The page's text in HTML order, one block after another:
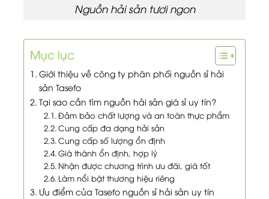
Nguồn hải sản tươi ngon
Mục lục
Giới thiệu về công ty phân phối nguồn sỉ hải
sản Tasefo
Tại sao cần tìm nguồn hải sản giá sỉ uy tín?
Đảm bảo chất lượng và an toàn thực phẩm
Cung cấp đa dạng hải sản
Cung cấp số lượng ổn định
Giá thành ổn định, hợp lý
Nhận được chương trình ưu đãi, giá tốt
Làm nổi bật thương hiệu riêng
Ưu điểm của Tasefo nguồn sỉ hải sản uy tín